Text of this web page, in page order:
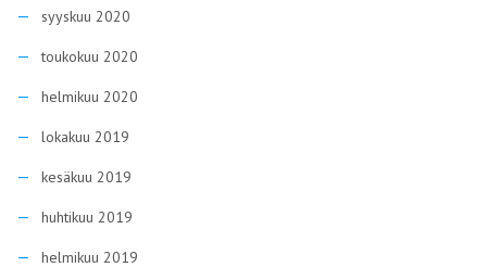
syyskuu 2020
toukokuu 2020
helmikuu 2020
lokakuu 2019
kesäkuu 2019
huhtikuu 2019
helmikuu 2019